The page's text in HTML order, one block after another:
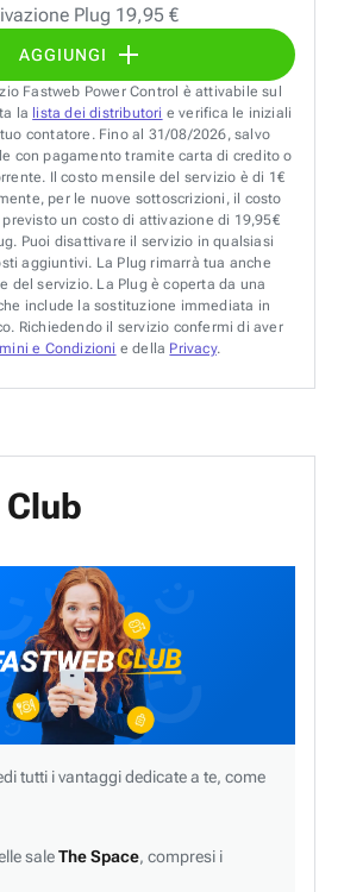
Plug 19,95 €
AGGIUNGI
Fastweb Power Control è attivabile sul
la lista dei distributori e verifica le iniziali
contatore. Fino al 31/08/2026, salvo
con pagamento tramite carta di credito o
Il costo mensile del servizio è di 1€
per le nuove sottoscrizioni, il costo
previsto un costo di attivazione di 19,95€
Puoi disattivare il servizio in qualsiasi
aggiuntivi. La Plug rimarrà tua anche
del servizio. La Plug è coperta da una
include la sostituzione immediata in
Richiedendo il servizio confermi di aver
e Condizioni e della Privacy.
tutti i vantaggi dedicate a te, come
saleThe Space, compresi i